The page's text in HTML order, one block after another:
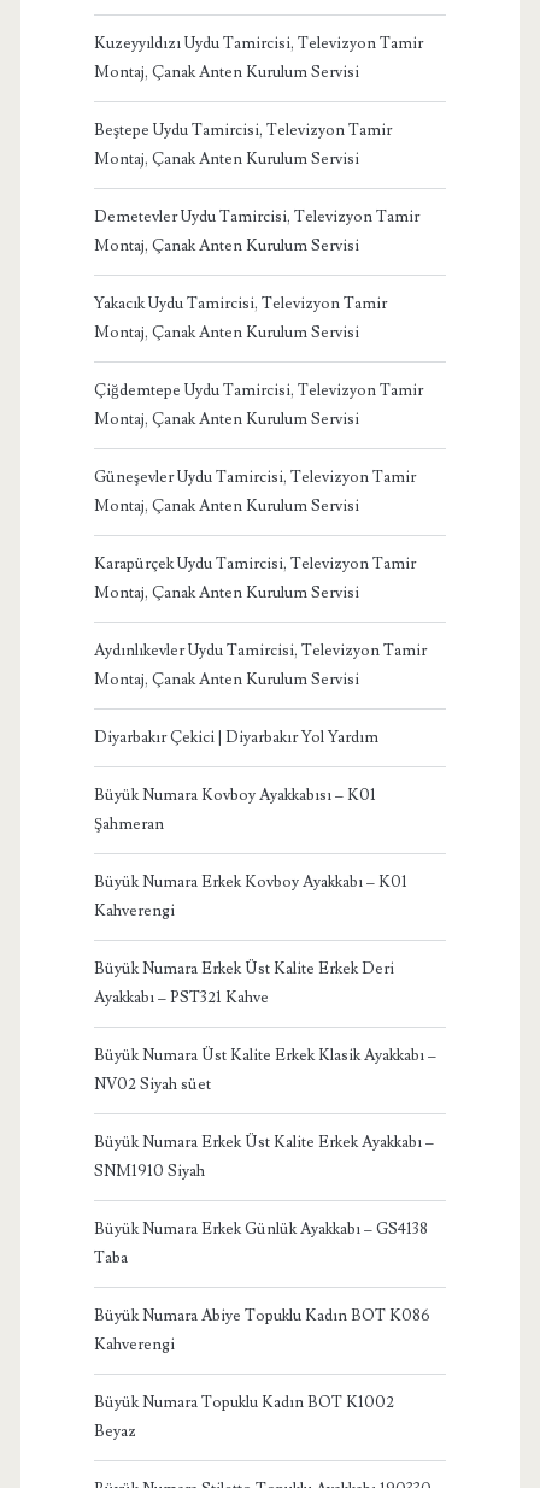
Kuzeyyıldızı Uydu Tamircisi, Televizyon Tamir
Montaj, Çanak Anten Kurulum Servisi
Beştepe Uydu Tamircisi, Televizyon Tamir
Montaj, Çanak Anten Kurulum Servisi
Demetevler Uydu Tamircisi, Televizyon Tamir
Montaj, Çanak Anten Kurulum Servisi
Yakacık Uydu Tamircisi, Televizyon Tamir
Montaj, Çanak Anten Kurulum Servisi
Çiğdemtepe Uydu Tamircisi, Televizyon Tamir
Montaj, Çanak Anten Kurulum Servisi
Güneşevler Uydu Tamircisi, Televizyon Tamir
Montaj, Çanak Anten Kurulum Servisi
Karapürçek Uydu Tamircisi, Televizyon Tamir
Montaj, Çanak Anten Kurulum Servisi
Aydınlıkevler Uydu Tamircisi, Televizyon Tamir
Montaj, Çanak Anten Kurulum Servisi
Diyarbakır Çekici | Diyarbakır Yol Yardım
Büyük Numara Kovboy Ayakkabısı – K01
Şahmeran
Büyük Numara Erkek Kovboy Ayakkabı – K01
Kahverengi
Büyük Numara Erkek Üst Kalite Erkek Deri
Ayakkabı – PST321 Kahve
Büyük Numara Üst Kalite Erkek Klasik Ayakkabı –
NV02 Siyah süet
Büyük Numara Erkek Üst Kalite Erkek Ayakkabı –
SNM1910 Siyah
Büyük Numara Erkek Günlük Ayakkabı – GS4138
Taba
Büyük Numara Abiye Topuklu Kadın BOT K086
Kahverengi
Büyük Numara Topuklu Kadın BOT K1002
Beyaz